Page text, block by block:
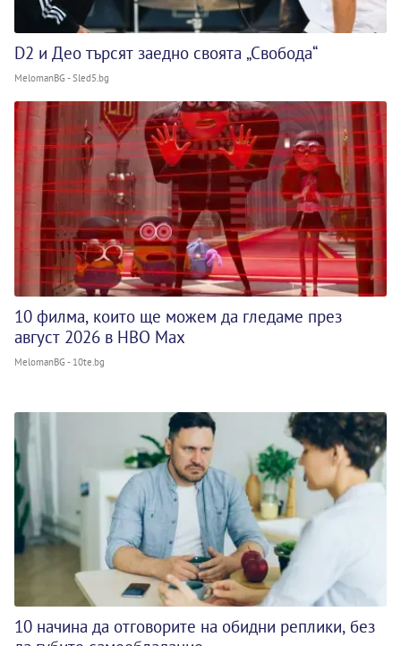
D2 и Део търсят заедно своята „Свобода“
MelomanBG - Sled5.bg
10 филма, които ще можем да гледаме през
август 2026 в HBO Max
MelomanBG - 10te.bg
10 начина да отговорите на обидни реплики, без